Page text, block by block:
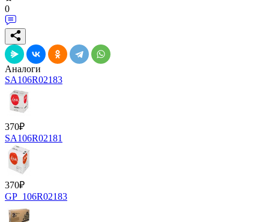
0
Аналоги
SA106R02183
370₽
SA106R02181
370₽
GP_106R02183